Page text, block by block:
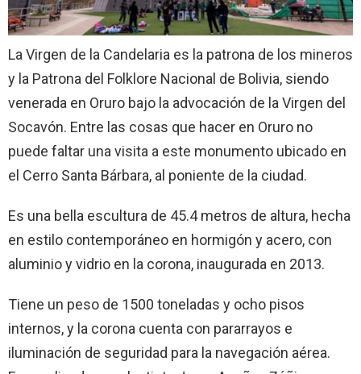
La Virgen de la Candelaria es la patrona de los mineros
y la Patrona del Folklore Nacional de Bolivia, siendo
venerada en Oruro bajo la advocación de la Virgen del
Socavón. Entre las cosas que hacer en Oruro no
puede faltar una visita a este monumento ubicado en
el Cerro Santa Bárbara, al poniente de la ciudad.
Es una bella escultura de 45.4 metros de altura, hecha
en estilo contemporáneo en hormigón y acero, con
aluminio y vidrio en la corona, inaugurada en 2013.
Tiene un peso de 1500 toneladas y ocho pisos
internos, y la corona cuenta con pararrayos e
iluminación de seguridad para la navegación aérea.